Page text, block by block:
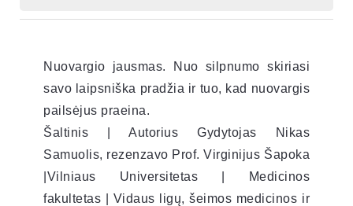
Nuovargio jausmas. Nuo silpnumo skiriasi
savo laipsniška pradžia ir tuo, kad nuovargis
pailsėjus praeina.
Šaltinis | Autorius Gydytojas Nikas
Samuolis, rezenzavo Prof. Virginijus Šapoka
|Vilniaus Universitetas | Medicinos
fakultetas | Vidaus ligų, šeimos medicinos ir